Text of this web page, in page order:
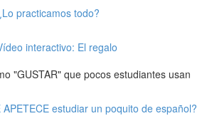
practicamos todo?
interactivo: El regalo
"GUSTAR" que pocos estudiantes usan
estudiar un poquito de español?